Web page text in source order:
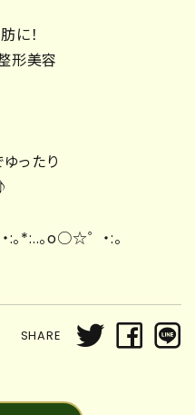
に！
形美容
ったり
*:..。o○☆゜・:。
SHARE